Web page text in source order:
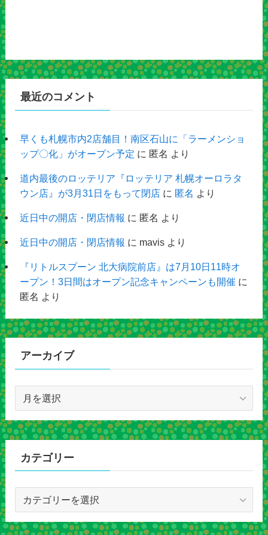
最近のコメント
早くも札幌市内2店舗目！南区石山に「ラーメンショ
ップ〇化」がオープン予定 に 匿名 より
道内最後のロッテリア『ロッテリア 札幌オーロラタ
ウン店』が3月31日をもって閉店に 匿名 より
近日中の開店・閉店情報 に 匿名 より
近日中の開店・閉店情報 に mavisより
『リトルスプーン 北大病院前店』は7月10日11時オ
ープン！3日間はオープン記念キャンペーンも開催 に
匿名 より
アーカイブ
カ
イ
カテゴリー
ゴ